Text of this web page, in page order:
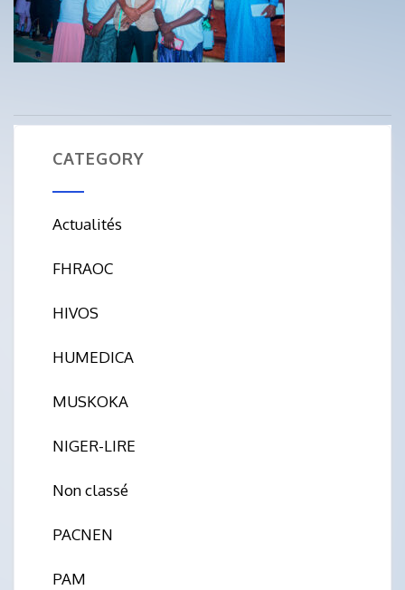
CATEGORY
Actualités
FHRAOC
HIVOS
HUMEDICA
MUSKOKA
NIGER-LIRE
Non classé
PACNEN
PAM